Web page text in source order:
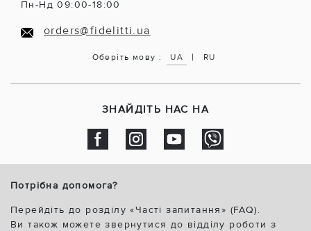
Пн-Нд 09:00-18:00
orders@fidelitti.ua
Оберіть мову : UA | RU
ЗНАЙДІТЬ НАС НА
Потрібна допомога?
Перейдіть до розділу «Часті запитання» (FAQ).
Ви також можете звернутися до відділу роботи з